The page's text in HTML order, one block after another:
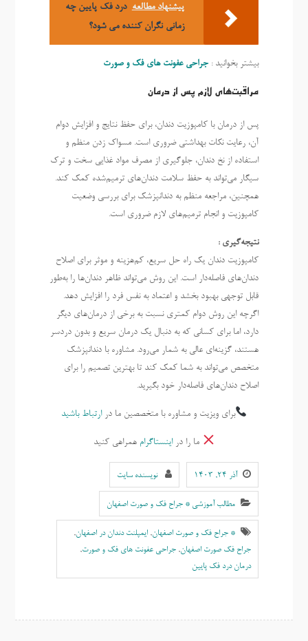
پیشنهاد مطالعه درد فک پایین چه
زمانی نگران کننده می شود؟
بیشتر بخوانید : جراحی عفونت های فک و صورت
مراقبت‌های لازم پس از درمان
پس از درمان با کامپوزیت دندان، برای حفظ نتایج و افزایش دوام
آن، رعایت نکات بهداشتی ضروری است. مسواک زدن منظم و
استفاده از نخ دندان، جلوگیری از مصرف مواد غذایی سخت و ترک
سیگار می‌تواند به حفظ سلامت دندان‌های ترمیم‌شده کمک کند.
همچنین، مراجعه منظم به دندانپزشک برای بررسی وضعیت
کامپوزیت و انجام ترمیم‌های لازم ضروری است.
نتیجه‌گیری :
کامپوزیت دندان یک راه حل سریع، کم‌هزینه و موثر برای اصلاح
دندان‌های فاصله‌دار است. این روش می‌تواند ظاهر دندان‌ها را به‌طور
قابل توجهی بهبود بخشد و اعتماد به نفس فرد را افزایش دهد.
اگرچه این روش دوام کمتری نسبت به برخی از درمان‌های دیگر
دارد، اما برای کسانی که به دنبال یک درمان سریع و بدون دردسر
هستند، گزینه‌ای عالی به شمار می‌رود. مشاوره با دندانپزشک
متخصص می‌تواند به شما کمک کند تا بهترین تصمیم را برای
اصلاح دندان‌های فاصله‌دار خود بگیرید.
برای ویزیت و مشاوره با متخصصین ما درارتباط باشید
ما را دراینستاگرام همراهی کنید
آذر ۲۴, ۱۴۰۳ نویسنده سایت
مطالب آموزشی * جراح فک و صورت اصفهان
* جراح فک و صورت اصفهان, ایمپلنت دندان در اصفهان,
جراح فک صورت اصفهان, جراحی عفونت های فک و صورت,
درمان درد فک پایین